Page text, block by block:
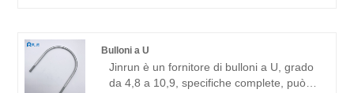
degno della fiducia dei clienti.
Bulloni a U
Jinrun è un fornitore di bulloni a U, grado
da 4,8 a 10,9, specifiche complete, può